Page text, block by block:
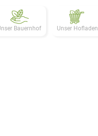
Bauernhof Unser Hofladen